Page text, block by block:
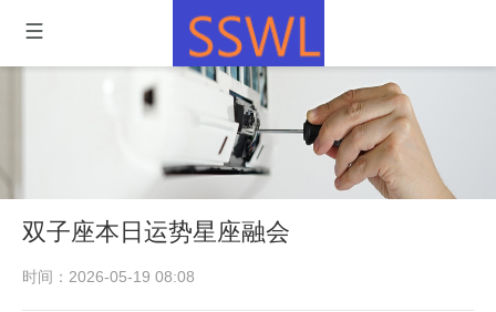
双子座本日运势星座融会
时间：2026-05-19 08:08